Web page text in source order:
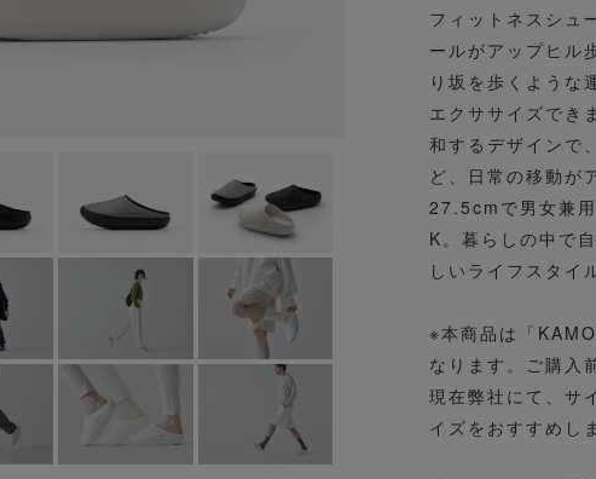
フィットネスシュ
ールがアップヒル
り坂を歩くような
エクササイズでき
和するデザインで
ど、日常の移動が
27.5cmで男女兼
K。暮らしの中で
しいライフスタイ
※本商品は「
なります。ご購入
現在弊社にて、サ
イズをおすすめし